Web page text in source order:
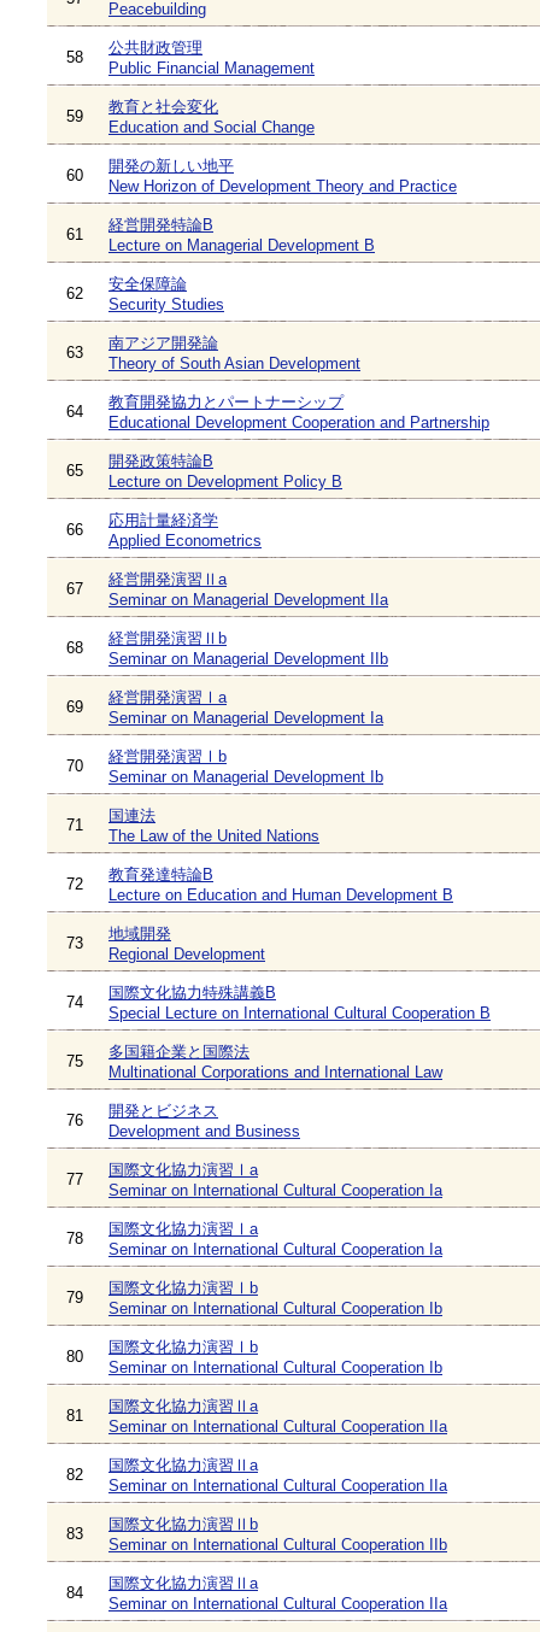
Peacebuilding
58
公共財政管理
Public Financial Management
59
教育と社会変化
Education and Social Change
60
開発の新しい地平
New Horizon of Development Theory and Practice
61
経営開発特論B
Lecture on Managerial Development B
62
安全保障論
Security Studies
63
南アジア開発論
Theory of South Asian Development
64
教育開発協力とパートナーシップ
Educational Development Cooperation and Partnership
65
開発政策特論B
Lecture on Development Policy B
66
応用計量経済学
Applied Econometrics
67
経営開発演習Ⅱa
Seminar on Managerial Development IIa
68
経営開発演習Ⅱb
Seminar on Managerial Development IIb
69
経営開発演習Ⅰa
Seminar on Managerial Development Ia
70
経営開発演習Ⅰb
Seminar on Managerial Development Ib
71
国連法
The Law of the United Nations
72
教育発達特論B
Lecture on Education and Human Development B
73
地域開発
Regional Development
74
国際文化協力特殊講義B
Special Lecture on International Cultural Cooperation B
75
多国籍企業と国際法
Multinational Corporations and International Law
76
開発とビジネス
Development and Business
77
国際文化協力演習Ⅰa
Seminar on International Cultural Cooperation Ia
78
国際文化協力演習Ⅰa
Seminar on International Cultural Cooperation Ia
79
国際文化協力演習Ⅰb
Seminar on International Cultural Cooperation Ib
80
国際文化協力演習Ⅰb
Seminar on International Cultural Cooperation Ib
81
国際文化協力演習Ⅱa
Seminar on International Cultural Cooperation IIa
82
国際文化協力演習Ⅱa
Seminar on International Cultural Cooperation IIa
83
国際文化協力演習Ⅱb
Seminar on International Cultural Cooperation IIb
84
国際文化協力演習Ⅱa
Seminar on International Cultural Cooperation IIa